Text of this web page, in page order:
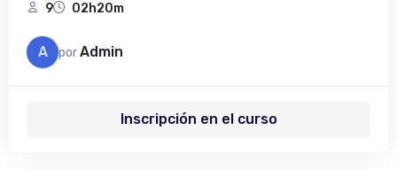
9 02h20m
A porAdmin
Inscripción en el curso